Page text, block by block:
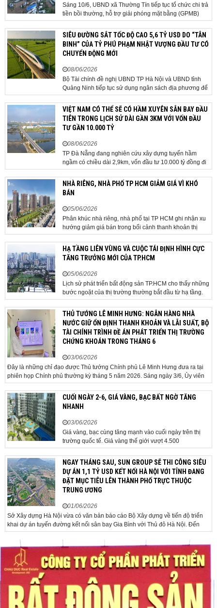
Sáng 10/6, UBND xã Thường Tín tiếp tục tổ chức chi trả
tiền bồi thường, hỗ trợ giải phóng mặt bằng (GPMB)
cho 106 hộ gia đình, cá nhân thuộc diện thu hồi đất để
thực hiện dự án Khu đô thị thể thao Quốc tế Hà Nội trên
địa bàn thôn Nhuệ Giang. Trong...
SIÊU ĐƯỜNG SẮT TỐC ĐỘ CAO 5,6 TỶ USD DO “TÂN
BINH” CỦA TỶ PHÚ PHẠM NHẬT VƯỢNG ĐẦU TƯ CÓ
CHUYỂN ĐỘNG MỚI
08/06/2026
Bộ Tài chính đề nghị UBND TP Hà Nội và UBND tỉnh
Quảng Ninh tiếp tục sử dụng ngân sách địa phương để
thực hiện công tác giải phóng mặt bằng đối với phần
tuyến đi qua địa bàn hai địa phương, bảo đảm tiến độ
triển khai. Bộ Tài chính vừa có công văn...
VIỆT NAM CÓ THỂ SẼ CÓ HẦM XUYÊN SÂN BAY ĐẦU
TIÊN TRONG LỊCH SỬ DÀI GẦN 3KM VỚI VỐN ĐẦU
TƯ GẦN 10.000 TỶ
08/06/2026
TP Đà Nẵng đang nghiên cứu xây dựng tuyến hầm
ngầm có chiều dài 2,9km, vốn đầu tư 10.000 tỷ đồng đi
qua sân bay quốc tế. TP Đà Nẵng đang nghiên cứu một
phương án hạ tầng mang tính đột phá khi đề xuất xây
dựng tuyến hầm ngầm xuyên qua khu vực sân...
NHÀ RIÊNG, NHÀ PHỐ TP HCM GIẢM GIÁ VÌ KHÓ
BÁN
05/06/2026
Phân khúc nhà riêng, nhà phố tại TP HCM ghi nhận xu
hướng giảm giá bán trong bối cảnh thanh khoản thị
trường suy yếu, người mua thận trọng. Sau hơn 5 tháng
rao bán căn nhà trong hẻm khu vực Bảy Hiền, anh
Minh, một chủ nhà tại TP HCM, chấp nhận hạ giá...
HẠ TẦNG LIÊN VÙNG VÀ CUỘC TÁI ĐỊNH HÌNH CỰC
TĂNG TRƯỞNG MỚI CỦA TP.HCM
05/06/2026
Lịch sử phát triển bất động sản TP.HCM cho thấy những
bước ngoặt của thị trường thường bắt đầu từ hạ tầng.
Khi các tuyến kết nối liên vùng đồng loạt tăng tốc, cấu
trúc phát triển đô thị đang dần thay đổi, mở ra những
hành lang tăng trưởng mới và kéo theo quá...
THỦ TƯỚNG LÊ MINH HƯNG: NGÂN HÀNG NHÀ
NƯỚC GIỮ ỔN ĐỊNH THANH KHOẢN VÀ LÃI SUẤT, BỘ
TÀI CHÍNH TRÌNH ĐỀ ÁN PHÁT TRIỂN THỊ TRƯỜNG
CHỨNG KHOÁN TRONG THÁNG 6
03/06/2026
Đây là những chỉ đạo được Thủ tướng Chính phủ Lê Minh Hưng đưa ra tại
phiên họp Chính phủ thường kỳ tháng 5 năm 2026. Sáng ngày 3/6, Ủy viên
Bộ Chính trị, Bí thư Đảng ủy Chính phủ, Thủ tướng Chính phủ Lê Minh Hưng
đã chủ trì phiên họp Chính phủ thường...CUỐI NGÀY 2-6, GIÁ VÀNG, BẠC BẤT NGỜ TĂNG
NHANH
03/06/2026
Giá vàng, bạc cùng tăng mạnh vào cuối ngày trên thị
trường quốc tế. Giá vàng thế giới vượt 4.500
USD/ounce. Cuối ngày 2-6, giá vàng hôm nay trên thị
trường quốc tế được giao dịch ở mức 4.520
USD/ounce, tăng khoảng 35 USD/ounce so với buổi
sáng. Trong phiên, có thời điểm giá vàng...
NGAY THÁNG SAU, SUN GROUP SẼ THI CÔNG SIÊU
DỰ ÁN 1,1 TỶ USD KẾT NỐI HÀ NỘI VỚI TỈNH ĐANG
ĐẶT MỤC TIÊU LÊN THÀNH PHỐ TRỰC THUỘC
TRUNG ƯƠNG
01/06/2026
Sở Xây dựng Hà Nội vừa có văn bản báo cáo Bộ Xây dựng về tiến độ triển
khai dự án tuyến đường kết nối sân bay Gia Bình với Thủ đô Hà Nội. Đến
nay, công tác giải phóng mặt bằng và chuẩn bị đầu tư của dự án đã ghi nhận
nhiều kết...
ĐĂNG KÝ TƯ VẤN MIỄN PHÍ
HOÀN THÀNH
Đăng ký tư vấn trực tiếp 24/7:
0835182528 - 0819151818